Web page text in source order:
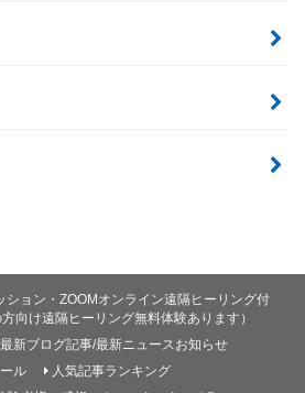
ション・ZOOMオンライン遠隔ヒーリング付
向け遠隔ヒーリング無料体験あります）
新ブログ記事/最新ニュースお知らせ
ル
人気記事ランキング